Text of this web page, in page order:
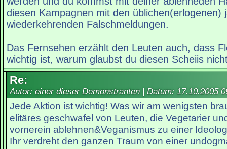
diesen Kampagnen mit den üblichen(erlogenen)
wiederkehrenden Falschmeldungen.
Das Fernsehen erzählt den Leuten auch, dass
wichtig ist, warum glaubst du diesen Scheiis
Re:
Autor: einer dieser Demonstranten | Datum: 17.10.2005
Jede Aktion ist wichtig! Was wir am wenigsten
elitäres geschwafel von Leuten, die Vegetarier
vornerein ablehnen&Veganismus zu einer
Ihr verdreht den ganzen Traum von einer